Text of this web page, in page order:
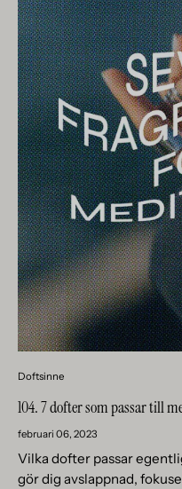
Doftsinne
104. 7 dofter som passar till
februari 06, 2023
Vilka dofter passar
gör dig avslappnad,